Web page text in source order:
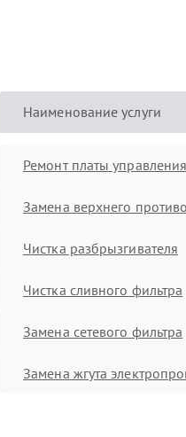
Наименование услуги
Ремонт платы
Замена верхнего
Чистка разбрызгивателя
Чистка сливного фильтра
Замена сетевого фильтра
Замена жгута